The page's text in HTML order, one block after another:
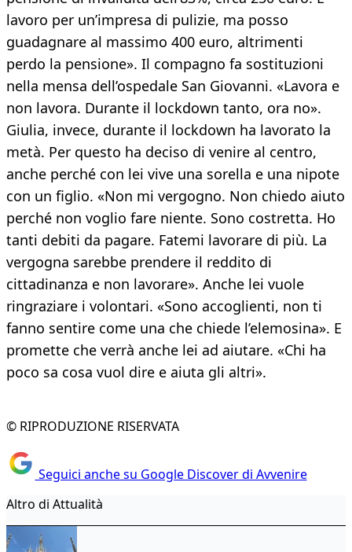
lavoro per un’impresa di pulizie, ma posso
guadagnare al massimo 400 euro, altrimenti
perdo la pensione». Il compagno fa sostituzioni
nella mensa dell’ospedale San Giovanni. «Lavora e
non lavora. Durante il lockdown tanto, ora no».
Giulia, invece, durante il lockdown ha lavorato la
metà. Per questo ha deciso di venire al centro,
anche perché con lei vive una sorella e una nipote
con un figlio. «Non mi vergogno. Non chiedo aiuto
perché non voglio fare niente. Sono costretta. Ho
tanti debiti da pagare. Fatemi lavorare di più. La
vergogna sarebbe prendere il reddito di
cittadinanza e non lavorare». Anche lei vuole
ringraziare i volontari. «Sono accoglienti, non ti
fanno sentire come una che chiede l’elemosina». E
promette che verrà anche lei ad aiutare. «Chi ha
poco sa cosa vuol dire e aiuta gli altri».
© RIPRODUZIONE RISERVATA
Seguici anche su Google Discover di Avvenire
Altro di Attualità